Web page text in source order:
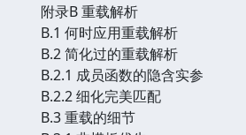
附录B 重载解析
B.1 何时应用重载解析
B.2 简化过的重载解析
B.2.1 成员函数的隐含实参
B.2.2 细化完美匹配
B.3 重载的细节